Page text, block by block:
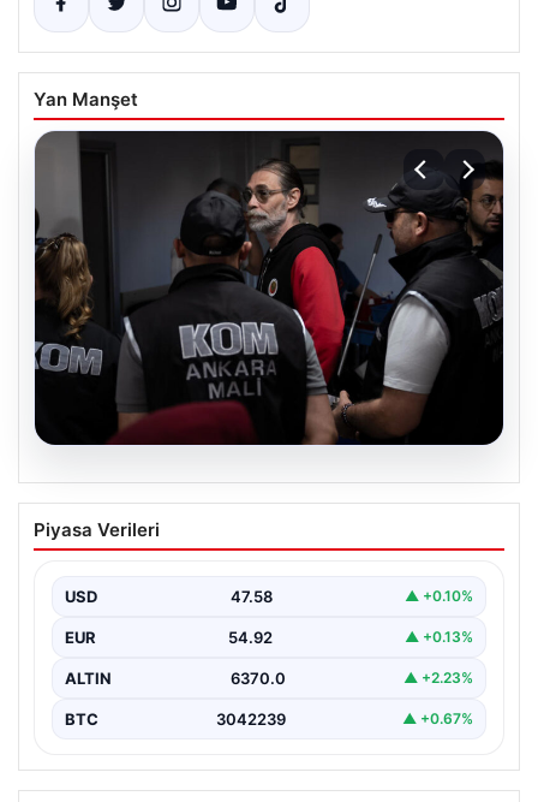
Yan Manşet
Görevden uzaklaştırılmıştı. Erdal
Beşikçioğlu’nun esrar testi pozitif çıktı
Soruşturmalarda Güncel Gelişmeler”, “content”: “
Ankara’da…
Piyasa Verileri
USD 47.58 ▲ +0.10%
EUR 54.92 ▲ +0.13%
ALTIN 6370.0 ▲ +2.23%
BTC 3042239 ▲ +0.67%